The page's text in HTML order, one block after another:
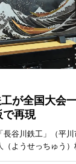
が全国大会
で再現
長谷川鉄工」（平
ようせっちゅう）